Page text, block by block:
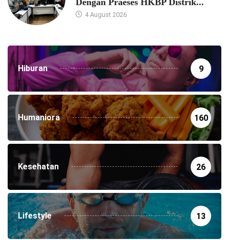
4 August 2026
Hiburan 9
Humaniora 160
Kesehatan 26
Lifestyle 13